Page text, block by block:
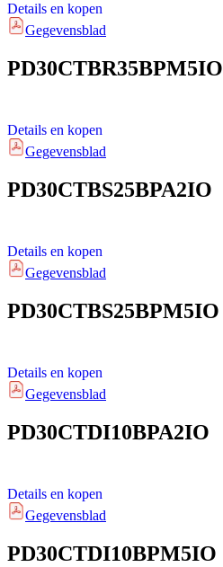
Details en kopen
Gegevensblad
PD30CTBR35BPM5IO
Details en kopen
Gegevensblad
PD30CTBS25BPA2IO
Details en kopen
Gegevensblad
PD30CTBS25BPM5IO
Details en kopen
Gegevensblad
PD30CTDI10BPA2IO
Details en kopen
Gegevensblad
PD30CTDI10BPM5IO